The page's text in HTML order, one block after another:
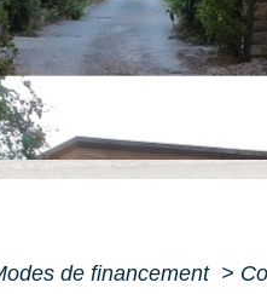
de financement >